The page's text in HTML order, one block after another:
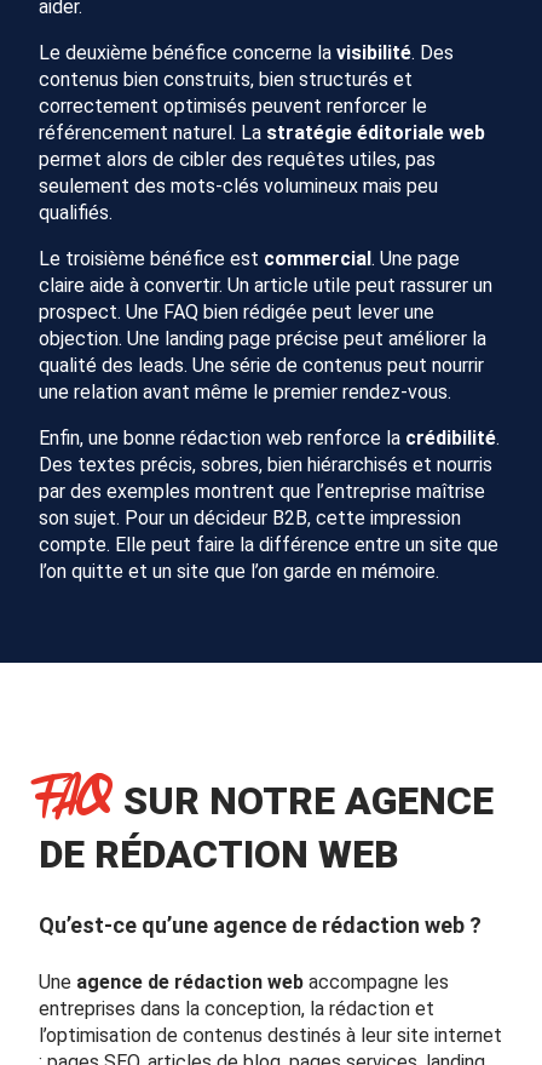
aider.
Le deuxième bénéfice concerne la visibilité. Des
contenus bien construits, bien structurés et
correctement optimisés peuvent renforcer le
référencement naturel. La stratégie éditoriale web
permet alors de cibler des requêtes utiles, pas
seulement des mots-clés volumineux mais peu
qualifiés.
Le troisième bénéfice est commercial. Une page
claire aide à convertir. Un article utile peut rassurer un
prospect. Une FAQ bien rédigée peut lever une
objection. Une landing page précise peut améliorer la
qualité des leads. Une série de contenus peut nourrir
une relation avant même le premier rendez-vous.
Enfin, une bonne rédaction web renforce la crédibilité.
Des textes précis, sobres, bien hiérarchisés et nourris
par des exemples montrent que l’entreprise maîtrise
son sujet. Pour un décideur B2B, cette impression
compte. Elle peut faire la différence entre un site que
l’on quitte et un site que l’on garde en mémoire.
FAQ SUR NOTRE AGENCE
DE RÉDACTION WEB
Qu’est-ce qu’une agence de rédaction web ?
Une agence de rédaction web accompagne les
entreprises dans la conception, la rédaction et
l’optimisation de contenus destinés à leur site internet